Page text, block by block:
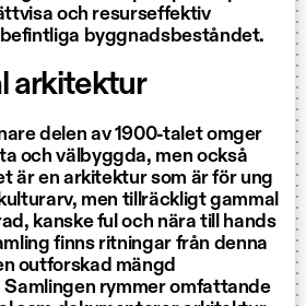
och resurseffektiv
byggnadsbeståndet.
arkitektur
delen av 1900-talet omger
och välbyggda, men också
är en arkitektur som är för ung
men tillräckligt gammal
kanske ful och nära till hands
finns ritningar från denna
outforskad mängd
rymmer omfattande